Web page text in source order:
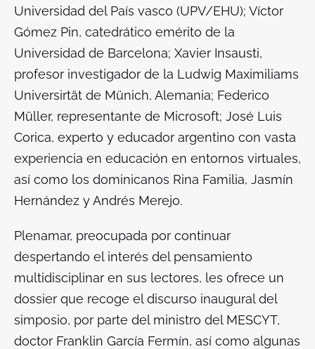
Universidad del País vasco (UPV/EHU); Víctor
Gómez Pin, catedrático emérito de la
Universidad de Barcelona; Xavier Insausti,
profesor investigador de la Ludwig Maximiliams
Universirtät de Münich, Alemania; Federico
Müller, representante de Microsoft; José Luis
Corica, experto y educador argentino con vasta
experiencia en educación en entornos virtuales,
así como los dominicanos Rina Familia, Jasmín
Hernández y Andrés Merejo.
Plenamar, preocupada por continuar
despertando el interés del pensamiento
multidisciplinar en sus lectores, les ofrece un
dossier que recoge el discurso inaugural del
simposio, por parte del ministro del MESCYT,
doctor Franklin García Fermín, así como algunas